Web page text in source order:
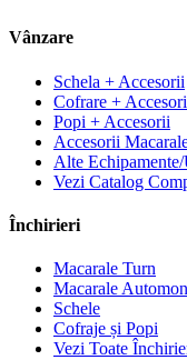
Vânzare
Schela + Accesorii
Cofrare +
Popi + Accesorii
Accesorii
Alte
Vezi Catalog
Închirieri
Macarale Turn
Macarale
Schele
Cofraje și Popi
Vezi Toate